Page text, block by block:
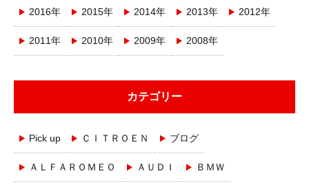
2016年 2015年 2014年 2013年 2012年
2011年 2010年 2009年 2008年
カテゴリー
Pick up ＣＩＴＲＯＥＮ ブログ
ＡＬＦＡＲＯＭＥＯ ＡＵＤＩ ＢＭＷ